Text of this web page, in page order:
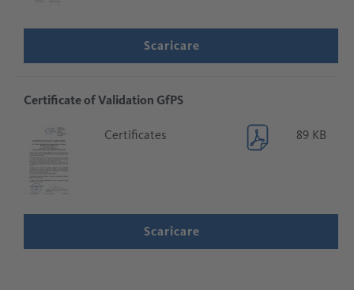
Scaricare
Certificate of Validation GfPS
Certificates 89 KB
Scaricare